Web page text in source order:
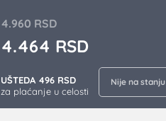
4.960 RSD
4.464 RSD
UŠTEDA 496 RSD
za plaćanje u celosti
Nije na stanju